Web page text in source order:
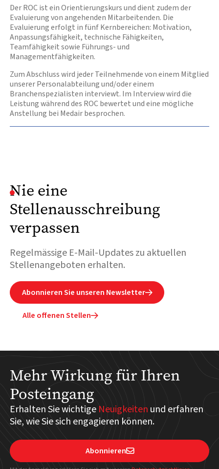
Der ROC ist ein Orientierungskurs und dient zudem der
Evaluierung von angehenden Mitarbeitenden. Die
Evaluierung erfolgt in fünf Kernbereichen: Motivation,
Anpassungsfähigkeit, technische Fähigkeiten,
Teamfähigkeit sowie Führungs- und
Managementfähigkeiten.
Zum Abschluss wird jeder Teilnehmende von einem Mitglied
unserer Personalabteilung und/oder einem
Branchenspezialisten interviewt. Im Interview wird die
Leistung während des ROC bewertet und eine mögliche
Anstellung bei Medair besprochen.
Nie eine
Stellenausschreibung
verpassen
Regelmässige E-Mail-Updates zu aktuellen
Stellenangeboten erhalten.
Abonnieren Sie unseren Newsletter
Alle offenen Stellen
Mehr Wirkung für Ihren
Posteingang
Erhalten Sie wichtige Neuigkeiten und erfahren
Sie, wie Sie sich engagieren können.
Abonnieren